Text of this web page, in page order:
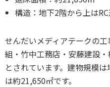
構造：地下2階から上は
せんだいメディアテークの
組・竹中工務店・安藤建設
とされています。建物規模
は約21,650㎡です。